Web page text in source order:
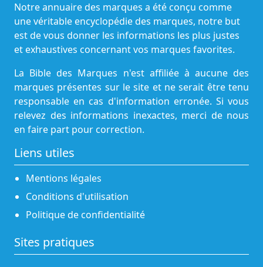
Notre annuaire des marques a été conçu comme
une véritable encyclopédie des marques, notre but
est de vous donner les informations les plus justes
et exhaustives concernant vos marques favorites.
La Bible des Marques n'est affiliée à aucune des
marques présentes sur le site et ne serait être tenu
responsable en cas d'information erronée. Si vous
relevez des informations inexactes, merci de nous
en faire part pour correction.
Liens utiles
Mentions légales
Conditions d'utilisation
Politique de confidentialité
Sites pratiques